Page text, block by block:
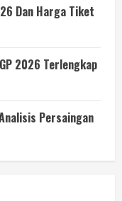
Dan Harga Tiket
2026 Terlengkap
Persaingan